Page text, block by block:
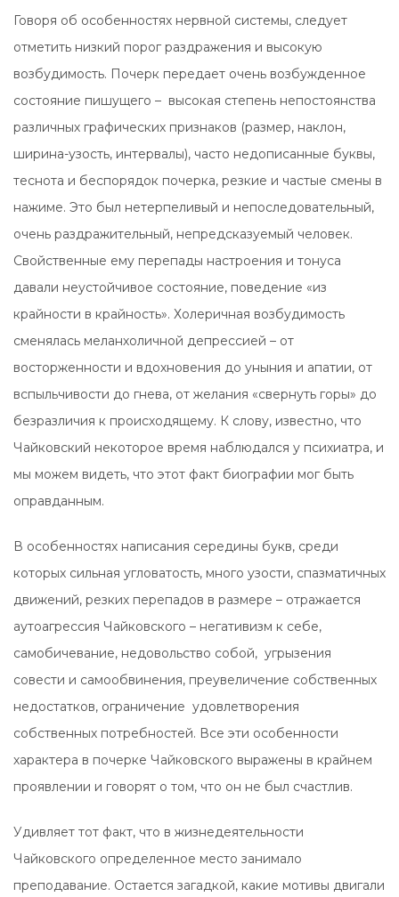
Говоря об особенностях нервной системы, следует
отметить низкий порог раздражения и высокую
возбудимость. Почерк передает очень возбужденное
состояние пишущего – высокая степень непостоянства
различных графических признаков (размер, наклон,
ширина-узость, интервалы), часто недописанные буквы,
теснота и беспорядок почерка, резкие и частые смены в
нажиме. Это был нетерпеливый и непоследовательный,
очень раздражительный, непредсказуемый человек.
Свойственные ему перепады настроения и тонуса
давали неустойчивое состояние, поведение «из
крайности в крайность». Холеричная возбудимость
сменялась меланхоличной депрессией – от
восторженности и вдохновения до уныния и апатии, от
вспыльчивости до гнева, от желания «свернуть горы» до
безразличия к происходящему. К слову, известно, что
Чайковский некоторое время наблюдался у психиатра, и
мы можем видеть, что этот факт биографии мог быть
оправданным.
В особенностях написания середины букв, среди
которых сильная угловатость, много узости, спазматичных
движений, резких перепадов в размере – отражается
аутоагрессия Чайковского – негативизм к себе,
самобичевание, недовольство собой, угрызения
совести и самообвинения, преувеличение собственных
недостатков, ограничение удовлетворения
собственных потребностей. Все эти особенности
характера в почерке Чайковского выражены в крайнем
проявлении и говорят о том, что он не был счастлив.
Удивляет тот факт, что в жизнедеятельности
Чайковского определенное место занимало
преподавание. Остается загадкой, какие мотивы двигали